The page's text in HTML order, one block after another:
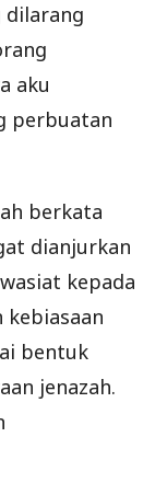
dilarang
aku
perbuatan
berkata
dianjurkan
kepada
kebiasaan
bentuk
jenazah.